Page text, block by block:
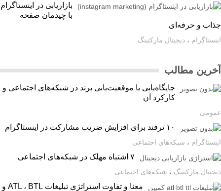
بازاریابی در اینستاگرام
با چیدمان صفحه
و حرفه‌ای
،دیجیتال مارکتینگ
مطالب
جایگاه‌یابی یا موقعیت‌یابی برند در شبکه‌های اجتماعی و
کارکرد آن
۱۰ ترفند برای افزایش ضریب مشارکت در اینستاگرام
،شبکه‌های اجتماعی
مارکتینگ،شبکه‌های اجتماعی
معنا و تفاوت استراتژی تبلیغات ATL ، BTL و